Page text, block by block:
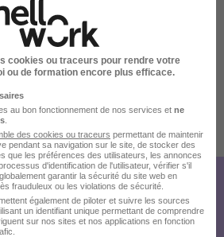
: 2026/44425-2501469
Hellowork et
candidature !
cookies ou traceurs pour rendre votre
ou de formation encore plus efficace.
au bon fonctionnement de nos services et ne
des cookies ou traceurs permettant de maintenir
pendant sa navigation sur le site, de stocker des
que les préférences des utilisateurs, les annonces
d'identification de l'utilisateur, vérifier s'il
garantir la sécurité du site web en
frauduleux ou les violations de sécurité.
également de piloter et suivre les sources
un identifiant unique permettant de comprendre
sur nos sites et nos applications en fonction